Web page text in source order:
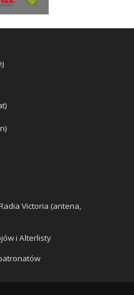
Victoria (antena,
i Alterlisty